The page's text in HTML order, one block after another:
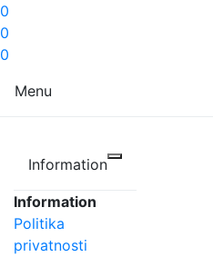
0
0
0
Menu
Information
Information
Politika
privatnosti